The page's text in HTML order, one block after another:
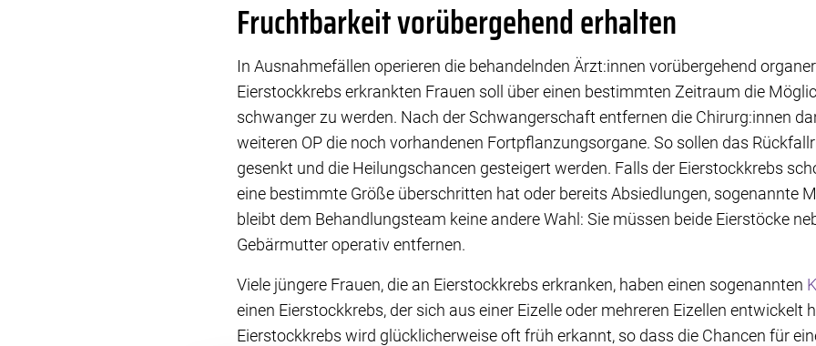
Fruchtbarkeit vorübergehend erhalten
In Ausnahmefällen operieren die behandelnden Ärzt:innen vorübergehend
Eierstockkrebs erkrankten Frauen soll über einen bestimmten Zeitraum die
schwanger zu werden. Nach der Schwangerschaft entfernen die Chirurg:innen
weiteren OP die noch vorhandenen Fortpflanzungsorgane. So sollen das
gesenkt und die Heilungschancen gesteigert werden. Falls der Eierstockkrebs
eine bestimmte Größe überschritten hat oder bereits Absiedlungen, sogenannte
bleibt dem Behandlungsteam keine andere Wahl: Sie müssen beide Eierstöcke
Gebärmutter operativ entfernen.
Viele jüngere Frauen, die an Eierstockkrebs erkranken, haben einen sogenannten
einen Eierstockkrebs, der sich aus einer Eizelle oder mehreren Eizellen entwickelt
Eierstockkrebs wird glücklicherweise oft früh erkannt, so dass die Chancen für